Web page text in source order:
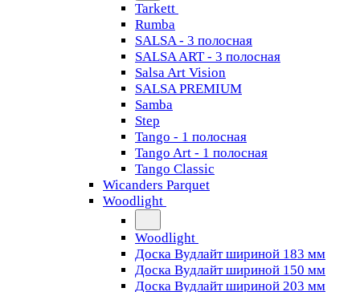
Tarkett
Rumba
SALSA - 3 полосная
SALSA ART - 3 полосная
Salsa Art Vision
SALSA PREMIUM
Samba
Step
Tango - 1 полосная
Tango Art - 1 полосная
Tango Classiс
Wicanders Parquet
Woodlight
Woodlight
Доска Вудлайт шириной 183 мм
Доска Вудлайт шириной 150 мм
Доска Вудлайт шириной 203 мм